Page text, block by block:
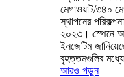
মেগাওয়াট/৩৪০
স্থাপনের
২০২৩। স্পেনে
ইনজেটিম
বৃহত্তমগুলির
আরও পড়ুন